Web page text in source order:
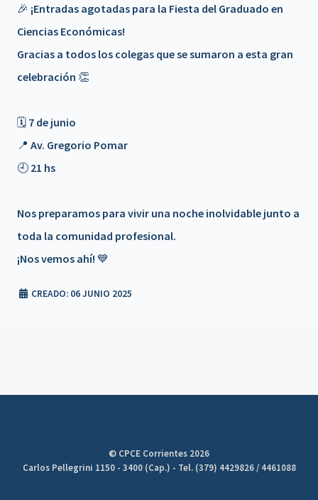
Llamado a Concurso-CENCYA
🎉𝟴𝟬 𝗔Ñ𝗢𝗦 𝗗𝗘 𝗛𝗜𝗦𝗧𝗢𝗥𝗜𝗔 𝗬 𝗖𝗢𝗠𝗣𝗥𝗢𝗠𝗜𝗦𝗢 🎉 -
📢 𝗖𝗶𝗰𝗹𝗼 𝗱𝗲 𝗘𝗻𝗰𝘂𝗲𝗻𝘁𝗿𝗼𝘀 𝗰𝗼𝗻 𝗦𝗲𝗰𝗿𝗲𝘁𝗮𝗿𝗶𝗼𝘀
Campaña Solidaria de Donación de Sangre
📍 Reunión de Junta de Gobierno de la FACPCE – Mendoza
SUPERMERCADOS
🎉 ¡Entradas agotadas para la Fiesta del Graduado en
Ciencias Económicas!
Gracias a todos los colegas que se sumaron a esta gran
celebración 👏
🗓 7 de junio
📍 Av. Gregorio Pomar
🕘 21 hs
Nos preparamos para vivir una noche inolvidable junto a
toda la comunidad profesional.
¡Nos vemos ahí! 💙
CREADO: 06 JUNIO 2025
© CPCE Corrientes 2026
Carlos Pellegrini 1150 - 3400 (Cap.) - Tel. (379) 4429826 / 4461088